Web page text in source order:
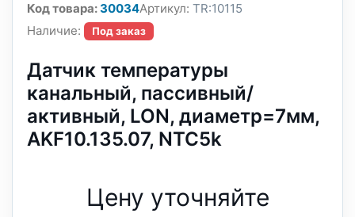
Код товара:30034Артикул: TR:10115
Наличие:
Под заказ
Датчик температуры
канальный, пассивный/
активный, LON, диаметр=7мм,
AKF10.135.07, NTC5k
Цену уточняйте